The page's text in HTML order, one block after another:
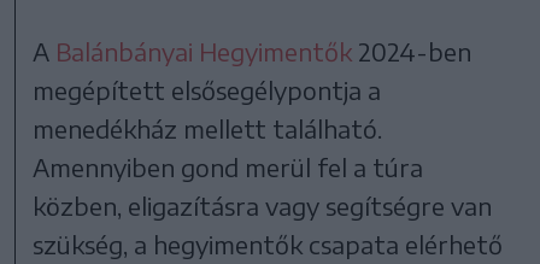
A Balánbányai Hegyimentők 2024-ben
megépített elsősegélypontja a
menedékház mellett található.
Amennyiben gond merül fel a túra
közben, eligazításra vagy segítségre van
szükség, a hegyimentők csapata elérhető